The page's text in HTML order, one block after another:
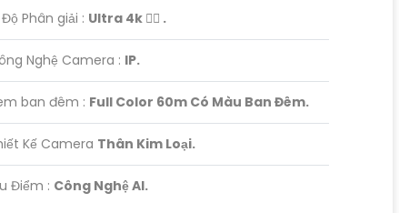
Phân giải : Ultra 4k 👍🏾 .
Nghệ Camera : IP.
ban đêm : Full Color 60m Có Màu Ban Đêm.
Kế Camera Thân Kim Loại.
Điểm : Công Nghệ AI.